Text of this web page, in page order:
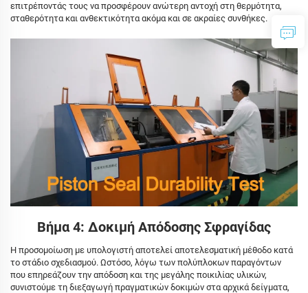
επιτρέποντάς τους να προσφέρουν ανώτερη αντοχή στη θερμότητα,
σταθερότητα και ανθεκτικότητα ακόμα και σε ακραίες συνθήκες.
Βήμα 4: Δοκιμή Απόδοσης Σφραγίδας
Η προσομοίωση με υπολογιστή αποτελεί αποτελεσματική μέθοδο κατά
το στάδιο σχεδιασμού. Ωστόσο, λόγω των πολύπλοκων παραγόντων
που επηρεάζουν την απόδοση και της μεγάλης ποικιλίας υλικών,
συνιστούμε τη διεξαγωγή πραγματικών δοκιμών στα αρχικά δείγματα,